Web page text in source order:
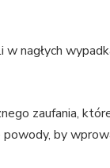
nagłych
zaufania,
by